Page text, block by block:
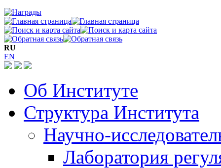
RU
EN
Об Институте
Структура Института
Научно-
Лаборатория